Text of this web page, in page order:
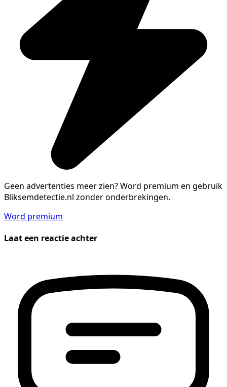
Geen advertenties meer zien?Word premium en gebruik
Bliksemdetectie.nl zonder onderbrekingen.
Word premium
Laat een reactie achter